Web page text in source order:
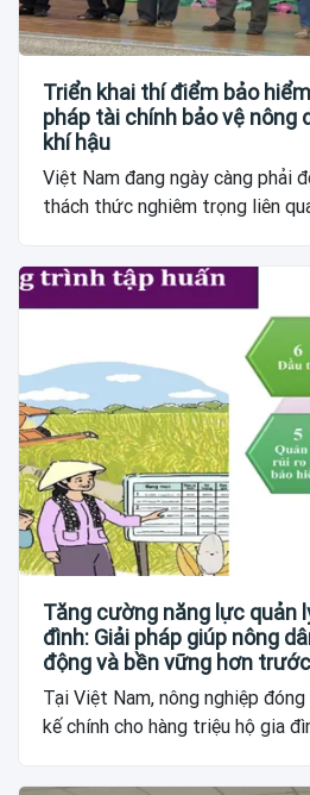
Triển khai thí điểm bảo
pháp tài chính bảo vệ nông
khí hậu
Việt Nam đang ngày càng phải
thách thức nghiêm trọng liên
Tăng cường năng lực quản
đình: Giải pháp giúp nông
động và bền vững hơn
Tại Việt Nam, nông nghiệp
kế chính cho hàng triệu hộ gia